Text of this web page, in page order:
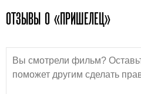
ОТЗЫВЫ О «ПРИШЕЛЕЦ»